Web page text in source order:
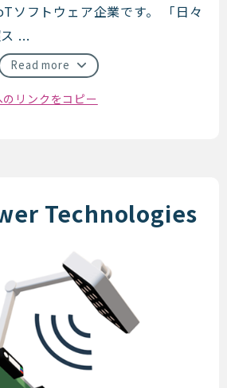
ソフトウェア企業です。 「日々
...
Read more
リンクをコピー
Technologies